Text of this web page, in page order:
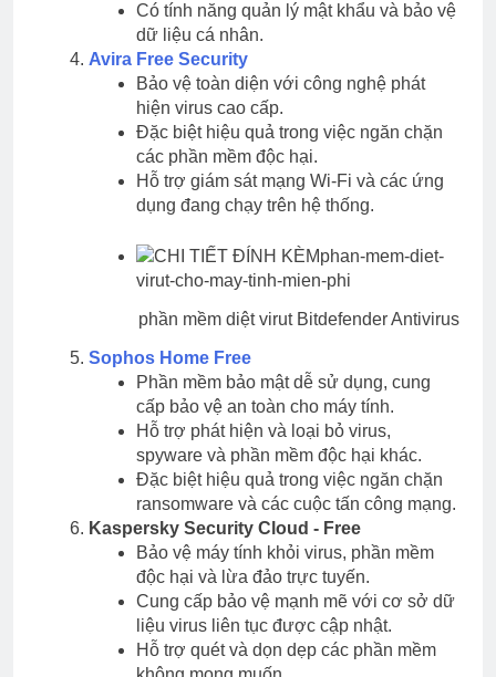
Có tính năng quản lý mật khẩu và bảo vệ
dữ liệu cá nhân.
Avira Free Security
Bảo vệ toàn diện với công nghệ phát
hiện virus cao cấp.
Đặc biệt hiệu quả trong việc ngăn chặn
các phần mềm độc hại.
Hỗ trợ giám sát mạng Wi-Fi và các ứng
dụng đang chạy trên hệ thống.
phần mềm diệt virut Bitdefender Antivirus
Sophos Home Free
Phần mềm bảo mật dễ sử dụng, cung
cấp bảo vệ an toàn cho máy tính.
Hỗ trợ phát hiện và loại bỏ virus,
spyware và phần mềm độc hại khác.
Đặc biệt hiệu quả trong việc ngăn chặn
ransomware và các cuộc tấn công mạng.
Kaspersky Security Cloud - Free
Bảo vệ máy tính khỏi virus, phần mềm
độc hại và lừa đảo trực tuyến.
Cung cấp bảo vệ mạnh mẽ với cơ sở dữ
liệu virus liên tục được cập nhật.
Hỗ trợ quét và dọn dẹp các phần mềm